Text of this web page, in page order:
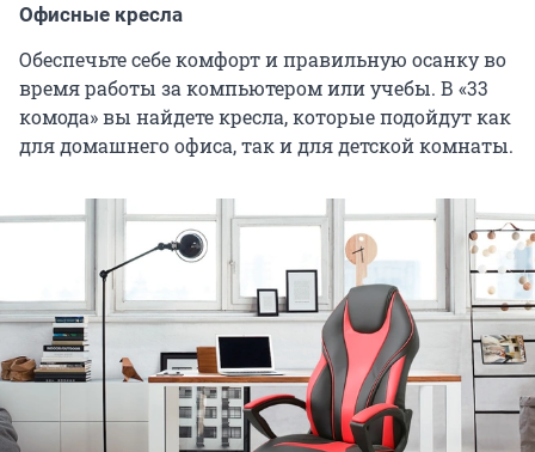
Офисные кресла
Обеспечьте себе комфорт и правильную осанку во
время работы за компьютером или учебы. В «33
комода» вы найдете кресла, которые подойдут как
для домашнего офиса, так и для детской комнаты.